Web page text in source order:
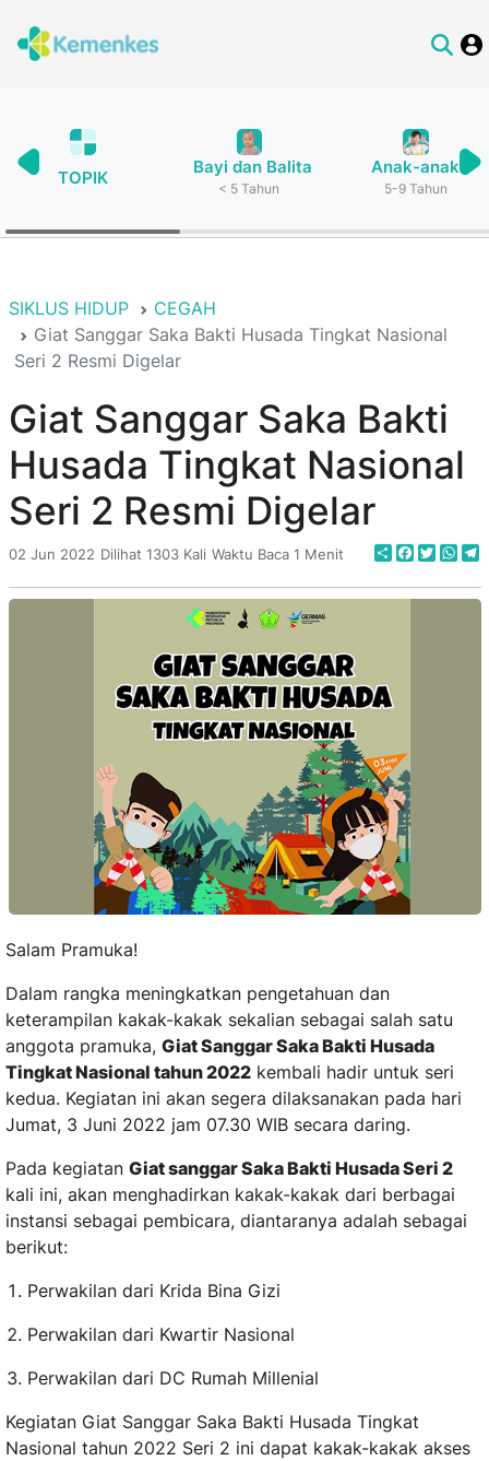
TOPIK
Bayi dan Balita
< 5 Tahun
Anak-anak
5-9 Tahun
SIKLUS HIDUP
CEGAH
Giat Sanggar Saka Bakti Husada Tingkat Nasional
Seri 2 Resmi Digelar
Giat Sanggar Saka Bakti
Husada Tingkat Nasional
Seri 2 Resmi Digelar
02 Jun 2022 Dilihat 1303 Kali Waktu Baca 1 Menit Share
Salam Pramuka!
Dalam rangka meningkatkan pengetahuan dan
keterampilan kakak-kakak sekalian sebagai salah satu
anggota pramuka, Giat Sanggar Saka Bakti Husada
Tingkat Nasional tahun 2022 kembali hadir untuk seri
kedua. Kegiatan ini akan segera dilaksanakan pada hari
Jumat, 3 Juni 2022 jam 07.30 WIB secara daring.
Pada kegiatan Giat sanggar Saka Bakti Husada Seri 2
kali ini, akan menghadirkan kakak-kakak dari berbagai
instansi sebagai pembicara, diantaranya adalah sebagai
berikut:
Perwakilan dari Krida Bina Gizi
Perwakilan dari Kwartir Nasional
Perwakilan dari DC Rumah Millenial
Kegiatan Giat Sanggar Saka Bakti Husada Tingkat
Nasional tahun 2022 Seri 2 ini dapat kakak-kakak akses